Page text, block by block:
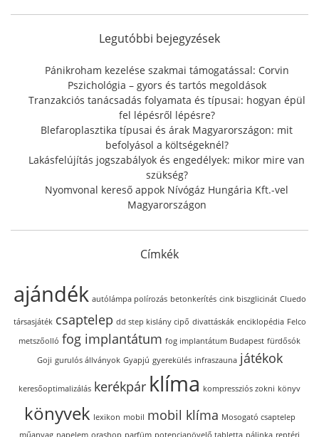
f
r
:
Legutóbbi bejegyzések
Pánikroham kezelése szakmai támogatással: Corvin
Pszichológia – gyors és tartós megoldások
Tranzakciós tanácsadás folyamata és típusai: hogyan épül
fel lépésről lépésre?
Blefaroplasztika típusai és árak Magyarországon: mit
befolyásol a költségeknél?
Lakásfelújítás jogszabályok és engedélyek: mikor mire van
szükség?
Nyomvonal kereső appok Nívógáz Hungária Kft.-vel
Magyarországon
Címkék
ajándék autólámpa polírozás betonkerítés cink biszglicinát Cluedo
társasjáték csaptelep dd step kislány cipő divattáskák enciklopédia Felco
metszőolló fog implantátum fog implantátum Budapest fürdősók
Goji gurulós állványok Gyapjú gyerekülés infraszauna játékok
keresőoptimalizálás kerékpár klíma kompressziós zokni könyv
könyvek lexikon mobil mobil klíma Mosogató csaptelep